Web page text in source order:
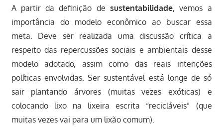
A partir da definição de sustentabilidade, vemos a
importância do modelo econômico ao buscar essa
meta. Deve ser realizada uma discussão crítica a
respeito das repercussões sociais e ambientais desse
modelo adotado, assim como das reais intenções
políticas envolvidas. Ser sustentável está longe de só
sair plantando árvores (muitas vezes exóticas) e
colocando lixo na lixeira escrita “recicláveis” (que
muitas vezes vai para um lixão comum).